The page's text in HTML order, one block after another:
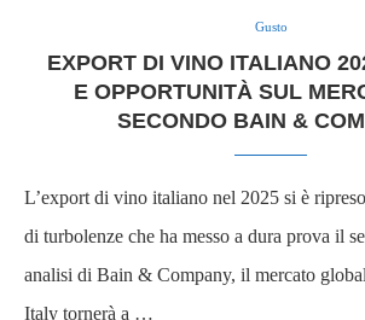
Gusto
EXPORT DI VINO ITALIANO
E OPPORTUNITÀ SUL
SECONDO BAIN &
L’export di vino italiano nel 2025 si è
di turbolenze che ha messo a dura prova il
analisi di Bain & Company, il mercato
Italy tornerà a …